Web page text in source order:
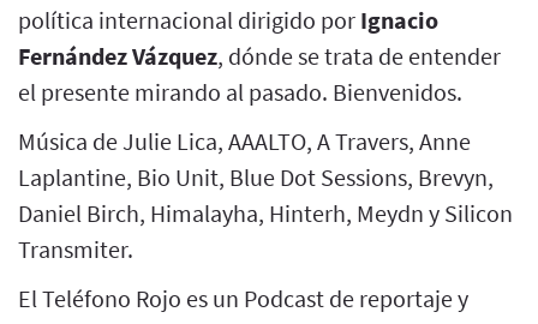
política internacional dirigido por Ignacio
Fernández Vázquez, dónde se trata de entender
el presente mirando al pasado. Bienvenidos.
Música de Julie Lica, AAALTO, A Travers, Anne
Laplantine, Bio Unit, Blue Dot Sessions, Brevyn,
Daniel Birch, Himalayha, Hinterh, Meydn y Silicon
Transmiter.
El Teléfono Rojo es un Podcast de reportaje y